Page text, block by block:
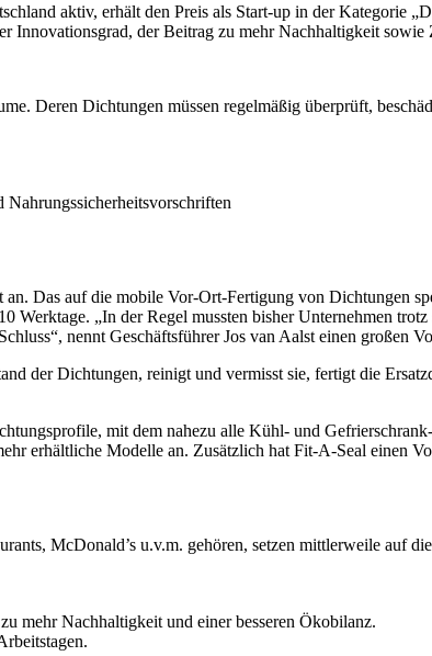
aktiv, erhält den Preis als Start-up in der Kategorie
der Beitrag zu mehr Nachhaltigkeit
Deren Dichtungen müssen regelmäßig überprüft,
Das auf die mobile Vor-Ort-Fertigung von Dichtungen
„In der Regel mussten bisher Unternehmen
nennt Geschäftsführer Jos van Aalst einen großen
der Dichtungen, reinigt und vermisst sie, fertigt die
mit dem nahezu alle Kühl- und
erhältliche Modelle an. Zusätzlich hat Fit-A-Seal einen
McDonald’s u.v.m. gehören, setzen mittlerweile auf
mehr Nachhaltigkeit und einer besseren Ökobilanz.